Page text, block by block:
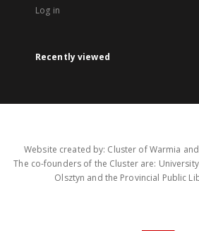
Log in
Recently viewed
Website created by: Cluster of Warmia
The co-founders of the Cluster are:
Olsztyn and the Provincial Public